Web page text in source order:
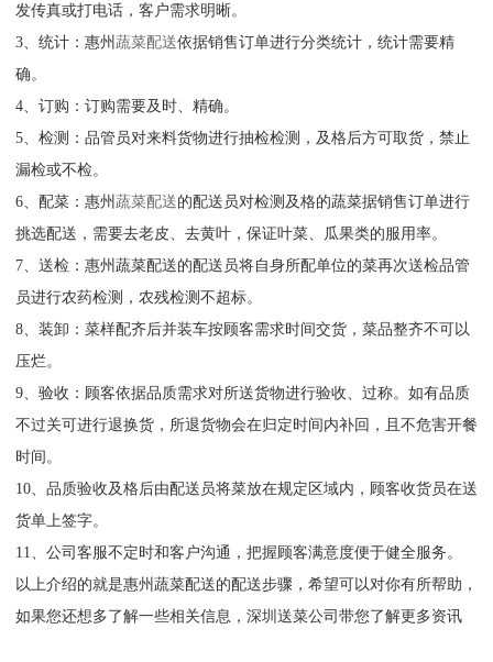
发传真或打电话，客户需求明晰。
3、统计：惠州 蔬菜配送依据销售订单进行分类统计，统计需要精
确。
4、订购：订购需要及时、精确。
5、检测：品管员对来料货物进行抽检检测，及格后方可取货，禁止
漏检或不检。
6、配菜：惠州 蔬菜配送的配送员对检测及格的蔬菜据销售订单进行
挑选配送，需要去老皮、去黄叶，保证叶菜、瓜果类的服用率。
7、送检：惠州蔬菜配送的配送员将自身所配单位的菜再次送检品管
员进行农药检测，农残检测不超标。
8、装卸：菜样配齐后并装车按顾客需求时间交货，菜品整齐不可以
压烂。
9、验收：顾客依据品质需求对所送货物进行验收、过称。如有品质
不过关可进行退换货，所退货物会在归定时间内补回，且不危害开餐
时间。
10、品质验收及格后由配送员将菜放在规定区域内，顾客收货员在送
货单上签字。
11、公司客服不定时和客户沟通，把握顾客满意度便于健全服务。
以上介绍的就是惠州蔬菜配送的配送步骤，希望可以对你有所帮助，
如果您还想多了解一些相关信息，深圳送菜公司带您了解更多资讯